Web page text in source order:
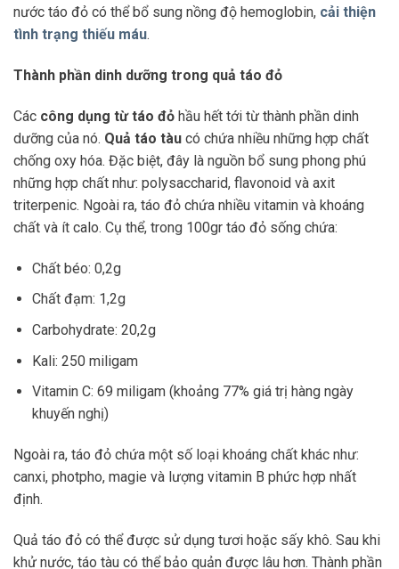
nước táo đỏ có thể bổ sung nồng độ hemoglobin, cải thiện
tình trạng thiếu máu.
Thành phần dinh dưỡng trong quả táo đỏ
Các công dụng từ táo đỏ hầu hết tới từ thành phần dinh
dưỡng của nó. Quả táo tàu có chứa nhiều những hợp chất
chống oxy hóa. Đặc biệt, đây là nguồn bổ sung phong phú
những hợp chất như: polysaccharid, flavonoid và axit
triterpenic. Ngoài ra, táo đỏ chứa nhiều vitamin và khoáng
chất và ít calo. Cụ thể, trong 100gr táo đỏ sống chứa:
Chất béo: 0,2g
Chất đạm: 1,2g
Carbohydrate: 20,2g
Kali: 250 miligam
Vitamin C: 69 miligam (khoảng 77% giá trị hàng ngày
khuyến nghị)
Ngoài ra, táo đỏ chứa một số loại khoáng chất khác như:
canxi, photpho, magie và lượng vitamin B phức hợp nhất
định.
Quả táo đỏ có thể được sử dụng tươi hoặc sấy khô. Sau khi
khử nước, táo tàu có thể bảo quản được lâu hơn. Thành phần